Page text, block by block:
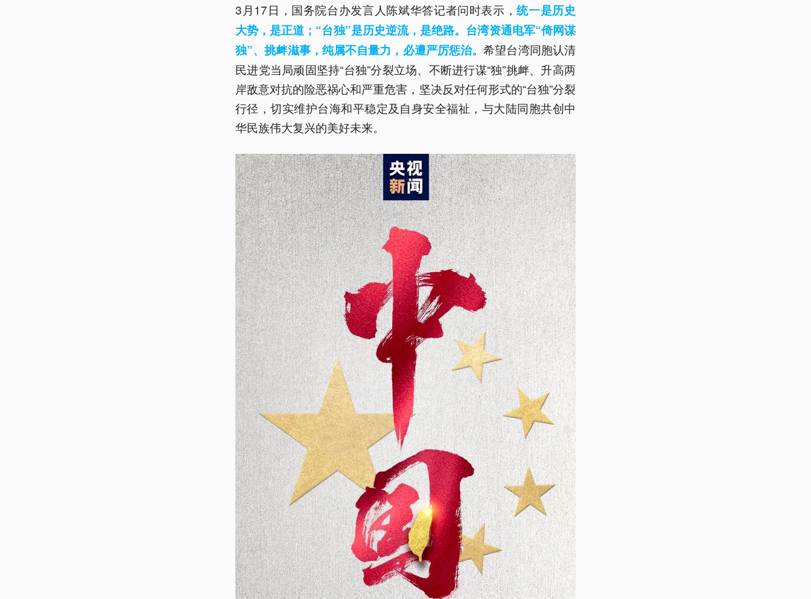
3月17日，国务院台办发言人陈斌华答记者问时表示，统一是历史
大势，是正道；“台独”是历史逆流，是绝路。台湾资通电军“倚网谋
独”、挑衅滋事，纯属不自量力，必遭严厉惩治。希望台湾同胞认清
民进党当局顽固坚持“台独”分裂立场、不断进行谋“独”挑衅、升高两
岸敌意对抗的险恶祸心和严重危害，坚决反对任何形式的“台独”分裂
行径，切实维护台海和平稳定及自身安全福祉，与大陆同胞共创中
华民族伟大复兴的美好未来。